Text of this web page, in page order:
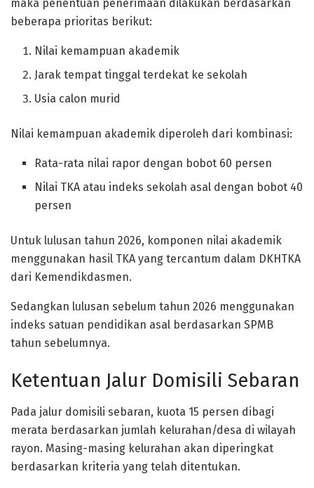
maka penentuan penerimaan dilakukan berdasarkan
beberapa prioritas berikut:
Nilai kemampuan akademik
Jarak tempat tinggal terdekat ke sekolah
Usia calon murid
Nilai kemampuan akademik diperoleh dari kombinasi:
Rata-rata nilai rapor dengan bobot 60 persen
Nilai TKA atau indeks sekolah asal dengan bobot 40
persen
Untuk lulusan tahun 2026, komponen nilai akademik
menggunakan hasil TKA yang tercantum dalam DKHTKA
dari Kemendikdasmen.
Sedangkan lulusan sebelum tahun 2026 menggunakan
indeks satuan pendidikan asal berdasarkan SPMB
tahun sebelumnya.
Ketentuan Jalur Domisili Sebaran
Pada jalur domisili sebaran, kuota 15 persen dibagi
merata berdasarkan jumlah kelurahan/desa di wilayah
rayon. Masing-masing kelurahan akan diperingkat
berdasarkan kriteria yang telah ditentukan.